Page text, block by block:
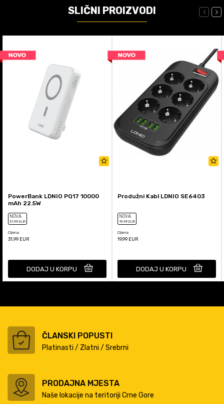
SLIČNI PROIZVODI
PowerBank LDNIO PQ17 10000
mAh 22.5W
NOVA
31,99 EUR
Cijena
31,99 EUR
DODAJ U KORPU
Produžni Kabl LDNIO SE6403
NOVA
19,99 EUR
Cijena
19,99 EUR
DODAJ U KORPU
ČLANSKI POPUSTI
Platinasti / Zlatni / Srebrni
PRODAJNA MJESTA
Naše lokacije na teritoriji Crne Gore